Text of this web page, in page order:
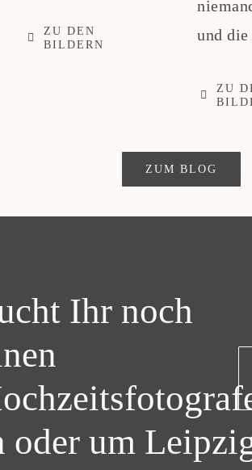
ZU DEN
BILDERN
und
ZU
ZUM BLOG
Ihr noch
oder um